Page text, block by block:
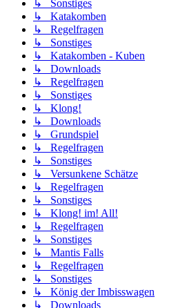
↳ Sonstiges
↳ Katakomben
↳ Regelfragen
↳ Sonstiges
↳ Katakomben - Kuben
↳ Downloads
↳ Regelfragen
↳ Sonstiges
↳ Klong!
↳ Downloads
↳ Grundspiel
↳ Regelfragen
↳ Sonstiges
↳ Versunkene Schätze
↳ Regelfragen
↳ Sonstiges
↳ Klong! im! All!
↳ Regelfragen
↳ Sonstiges
↳ Mantis Falls
↳ Regelfragen
↳ Sonstiges
↳ König der Imbisswagen
↳ Downloads